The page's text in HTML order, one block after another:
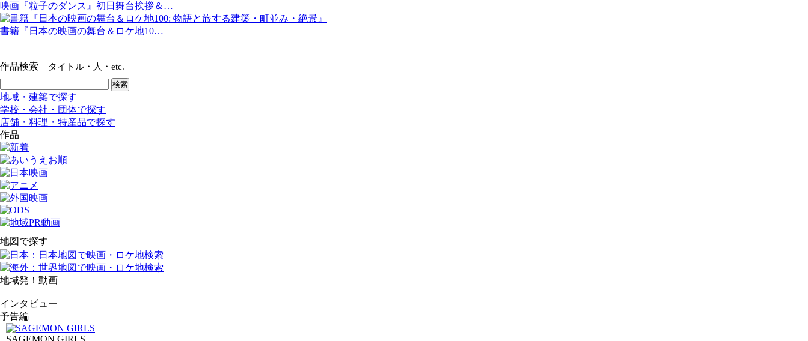
映画『粒子のダンス』初日舞台挨拶＆…
書籍『日本の映画の舞台＆ロケ地10…
作品検索 タイトル・人・etc.
地域・建築で探す
学校・会社・団体で探す
店舗・料理・特産品で探す
作品
地図で探す
地域発！動画
インタビュー
予告編